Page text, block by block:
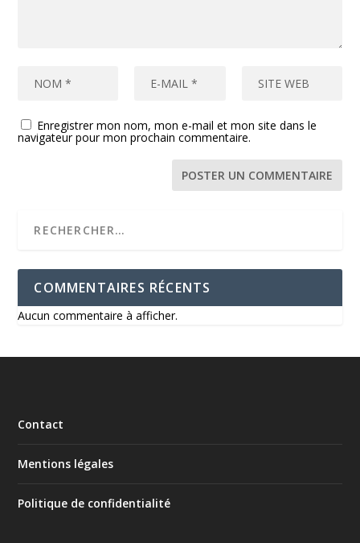
Enregistrer mon nom, mon e-mail et mon site dans le
navigateur pour mon prochain commentaire.
COMMENTAIRES RÉCENTS
Aucun commentaire à afficher.
Contact
Mentions légales
Politique de confidentialité